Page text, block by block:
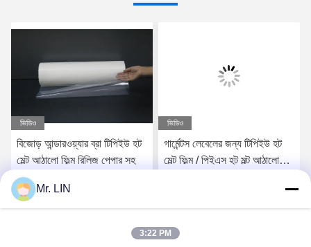
ভিডিও
বিজোড় আন্ডারওয়্যার ব্রা টিপিইউ হট
মেল্ট আঠালো ফিল্ম রিলিজ পেপার সহ
সেরা মূল্য পান
ভিডিও
গার্মেন্টস লেবেলের জন্য টিপিইউ হট
মেল্ট ফিল্ম / পিইএস হট মল্ট আঠালো
সেরা মূল্য পান
Mr. LIN
3:22 PM